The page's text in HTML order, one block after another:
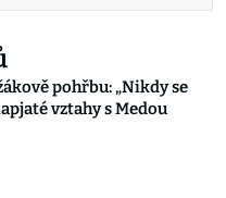
pohřbu: „Nikdy se
vztahy s Medou